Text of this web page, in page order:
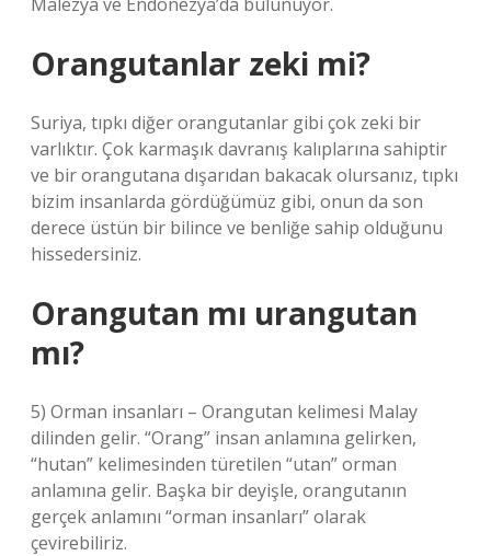
Orangutanlar zeki mi?
Suriya, tıpkı diğer orangutanlar gibi çok zeki bir
varlıktır. Çok karmaşık davranış kalıplarına sahiptir
ve bir orangutana dışarıdan bakacak olursanız, tıpkı
bizim insanlarda gördüğümüz gibi, onun da son
derece üstün bir bilince ve benliğe sahip olduğunu
hissedersiniz.
Orangutan mı urangutan
mı?
5) Orman insanları – Orangutan kelimesi Malay
dilinden gelir. “Orang” insan anlamına gelirken,
“hutan” kelimesinden türetilen “utan” orman
anlamına gelir. Başka bir deyişle, orangutanın
gerçek anlamını “orman insanları” olarak
çevirebiliriz.